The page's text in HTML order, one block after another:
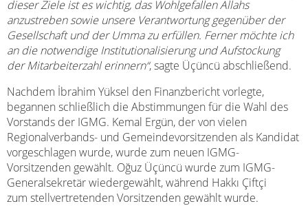
dieser Ziele ist es wichtig, das Wohlgefallen Allahs
anzustreben sowie unsere Verantwortung gegenüber der
Gesellschaft und der Umma zu erfüllen. Ferner möchte ich
an die notwendige Institutionalisierung und Aufstockung
der Mitarbeiterzahl erinnern“, sagte Üçüncü abschließend.
Nachdem İbrahim Yüksel den Finanzbericht vorlegte,
begannen schließlich die Abstimmungen für die Wahl des
Vorstands der IGMG. Kemal Ergün, der von vielen
Regionalverbands- und Gemeindevorsitzenden als Kandidat
vorgeschlagen wurde, wurde zum neuen IGMG-
Vorsitzenden gewählt. Oğuz Üçüncü wurde zum IGMG-
Generalsekretär wiedergewählt, während Hakkı Çiftçi
zum stellvertretenden Vorsitzenden gewählt wurde.